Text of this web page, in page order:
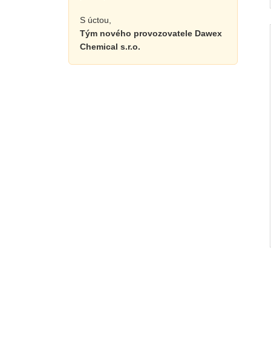
S úctou,
Tým nového provozovatele Dawex
Chemical s.r.o.